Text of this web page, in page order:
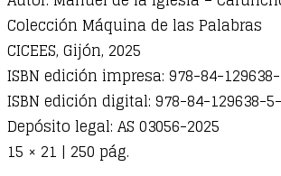
Colección Máquina de las Palabras
CICEES, Gijón, 2025
ISBN edición impresa: 978-84-
ISBN edición digital: 978-84-129638-
Depósito legal: AS 03056-2025
15 × 21 | 250 pág.